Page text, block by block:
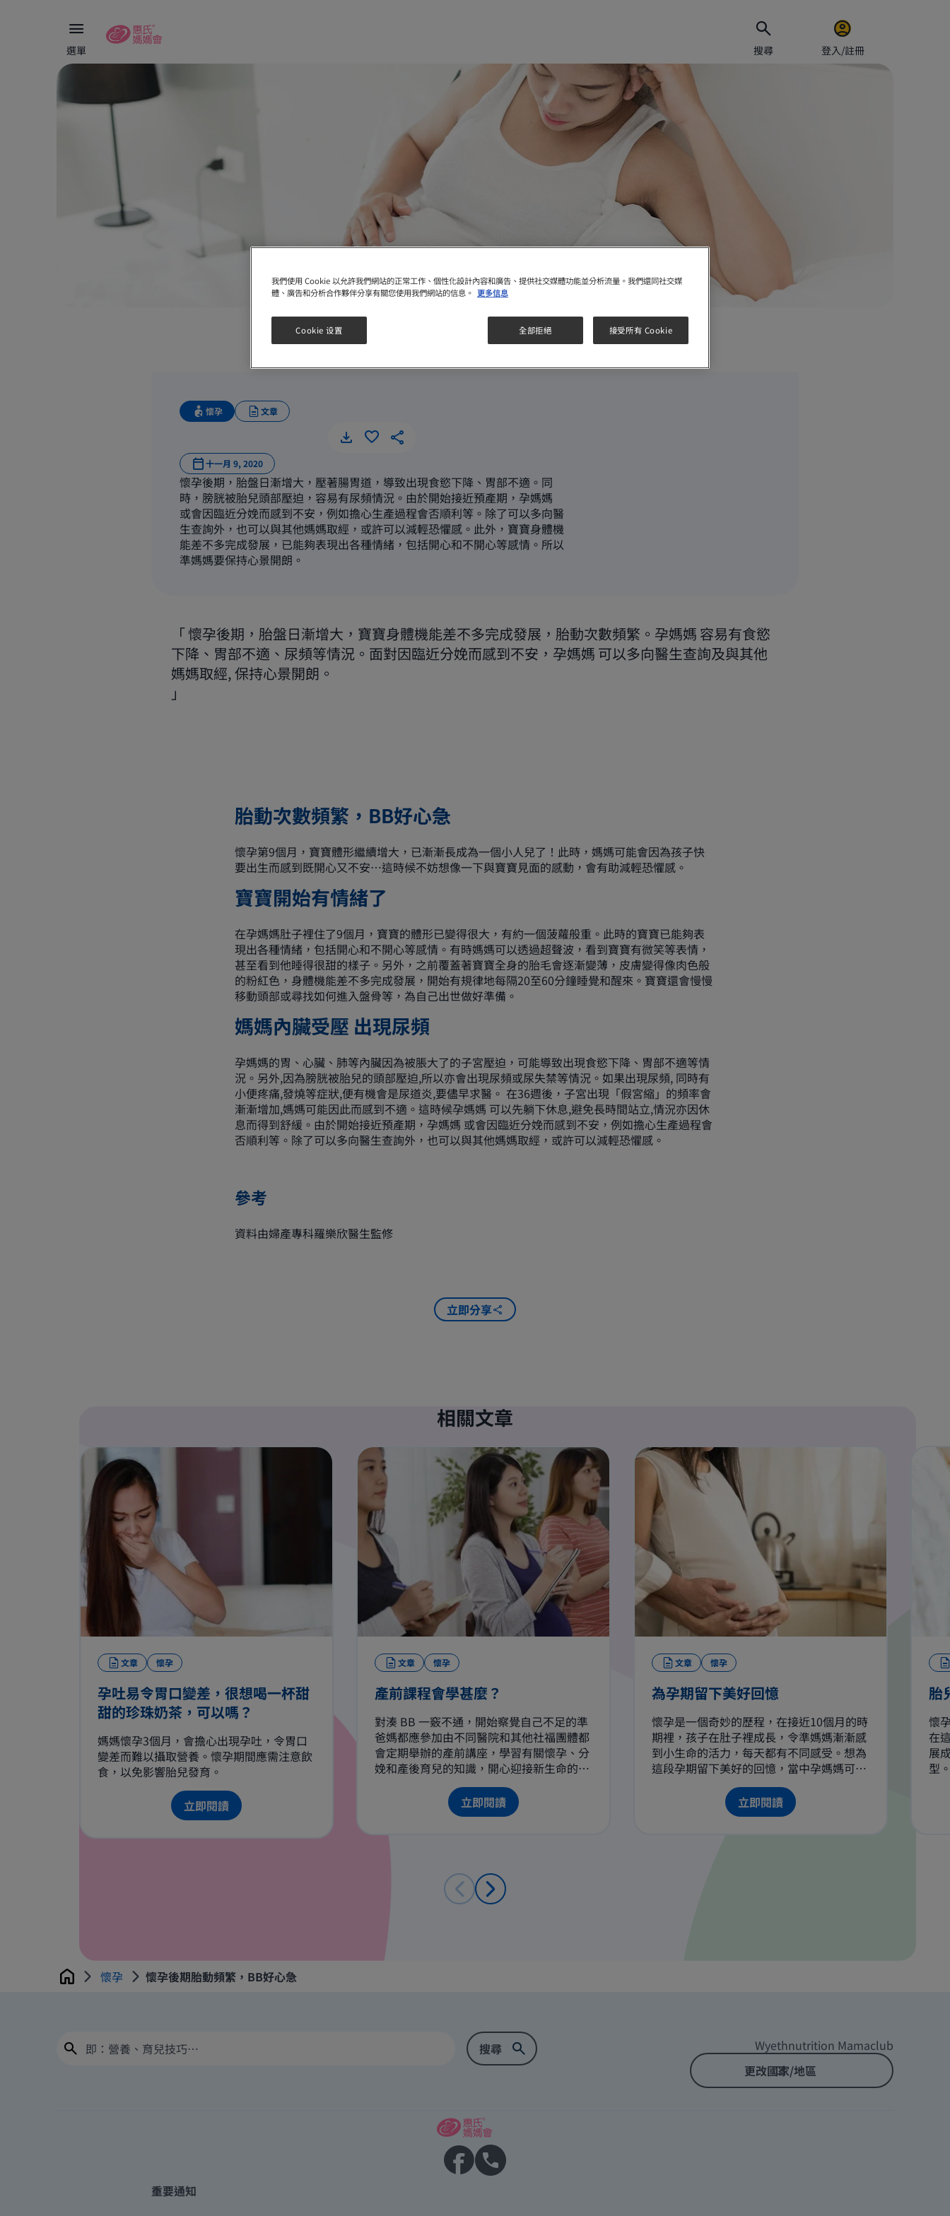
選單 搜尋 登入/註冊
懷孕後期胎動頻繁，BB好心急
懷孕 文章
十一月 9, 2020
懷孕後期，胎盤日漸增大，壓著腸胃道，導致出現食慾下降、胃部不適。同
時，膀胱被胎兒頭部壓迫，容易有尿頻情況。由於開始接近預產期，孕媽媽
或會因臨近分娩而感到不安，例如擔心生產過程會否順利等。除了可以多向醫
生查詢外，也可以與其他媽媽取經，或許可以減輕恐懼感。此外，寶寶身體機
能差不多完成發展，已能夠表現出各種情緒，包括開心和不開心等感情。所以
準媽媽要保持心景開朗。
懷孕後期，胎盤日漸增大，寶寶身體機能差不多完成發展，胎動次數頻繁。孕媽媽 容易有食慾
下降、胃部不適、尿頻等情況。面對因臨近分娩而感到不安，孕媽媽 可以多向醫生查詢及與其他
媽媽取經, 保持心景開朗。
胎動次數頻繁，BB好心急
懷孕第9個月，寶寶體形繼續增大，已漸漸長成為一個小人兒了！此時，媽媽可能會因為孩子快
要出生而感到既開心又不安…這時候不妨想像一下與寶寶見面的感動，會有助減輕恐懼感。
寶寶開始有情緒了
在孕媽媽肚子裡住了9個月，寶寶的體形已變得很大，有約一個菠蘿般重。此時的寶寶已能夠表
現出各種情緒，包括開心和不開心等感情。有時媽媽可以透過超聲波，看到寶寶有微笑等表情，
甚至看到他睡得很甜的樣子。另外，之前覆蓋著寶寶全身的胎毛會逐漸變薄，皮膚變得像肉色般
的粉紅色，身體機能差不多完成發展，開始有規律地每隔20至60分鐘睡覺和醒來。寶寶還會慢慢
移動頭部或尋找如何進入盤骨等，為自己出世做好準備。
媽媽內臟受壓 出現尿頻
孕媽媽的胃、心臟、肺等內臟因為被脹大了的子宮壓迫，可能導致出現食慾下降、胃部不適等情
況。另外,因為膀胱被胎兒的頭部壓迫,所以亦會出現尿頻或尿失禁等情況。如果出現尿頻, 同時有
小便疼痛,發燒等症狀,便有機會是尿道炎,要儘早求醫。 在36週後，子宮出現「假宮縮」的頻率會
漸漸增加,媽媽可能因此而感到不適。這時候孕媽媽 可以先躺下休息,避免長時間站立,情況亦因休
息而得到舒緩。由於開始接近預產期，孕媽媽 或會因臨近分娩而感到不安，例如擔心生產過程會
否順利等。除了可以多向醫生查詢外，也可以與其他媽媽取經，或許可以減輕恐懼感。
參考
資料由婦產專科羅樂欣醫生監修
立即分享
相關文章
文章 懷孕
孕吐易令胃口變差，很想喝一杯甜
甜的珍珠奶茶，可以嗎？
媽媽懷孕3個月，會擔心出現孕吐，令胃口
變差而難以攝取營養。懷孕期間應需注意飲
食，以免影響胎兒發育。
立即閱讀
文章 懷孕
產前課程會學甚麼？
對湊 BB 一竅不通，開始察覺自己不足的準
爸媽都應參加由不同醫院和其他社福團體都
會定期舉辦的產前講座，學習有關懷孕、分
娩和產後育兒的知識，開心迎接新生命的來
立即閱讀
文章 懷孕
為孕期留下美好回憶
懷孕是一個奇妙的歷程，在接近10個月的時
期裡，孩子在肚子裡成長，令準媽媽漸漸感
到小生命的活力，每天都有不同感受。想為
這段孕期留下美好的回憶，當中孕媽媽可以
珍惜與丈夫的二人時間，多與大寶相處，拍
下懷孕帥氣美照和製作嬰兒用品。
立即閱讀
胎
懷
在
展
型
Home 懷孕 懷孕後期胎動頻繁，BB好心急
Wyethnutrition Mamaclub
更改國家/地區
重要通知
我們使用 Cookie 以允許我們網站的正常工作、個性化設計內容和廣告、提供社交媒體功能並分析流量。我們還同社交媒
體、廣告和分析合作夥伴分享有關您使用我們網站的信息。 更多信息
全部拒絕 接受所有 Cookie
Cookie 设置